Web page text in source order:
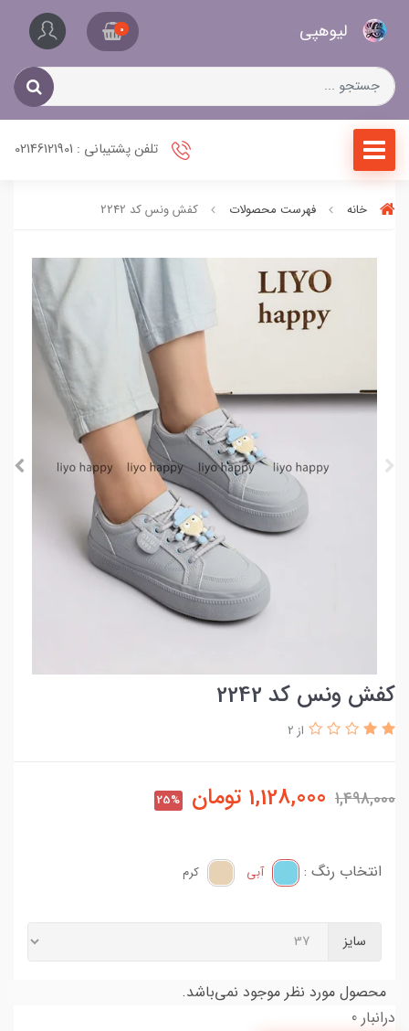
لیو‌هپی 0
تلفن پشتیبانی : 02146121901
خانه فهرست محصولات کفش ونس کد 2242
کفش ونس کد 2242
از 2
1,498,000
1,128,000 تومان 25%
انتخاب رنگ : آبی کرم
سایز
محصول مورد نظر موجود نمی‌باشد.
درانبار 0